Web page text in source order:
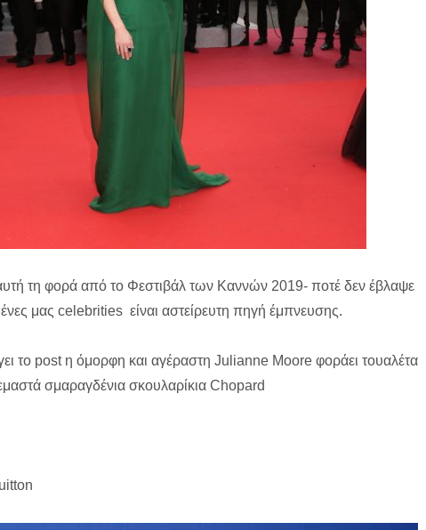
τη φορά από το Φεστιβάλ των Καννών 2019- ποτέ δεν έβλαψε
μας celebrities είναι αστείρευτη πηγή έμπνευσης.
το post η όμορφη και αγέραστη Julianne Moore φοράει τουαλέτα
σμαραγδένια σκουλαρίκια Chopard